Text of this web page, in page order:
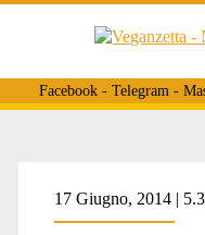
Facebook- Telegram-
Tag:
17 Giugno, 2014 |